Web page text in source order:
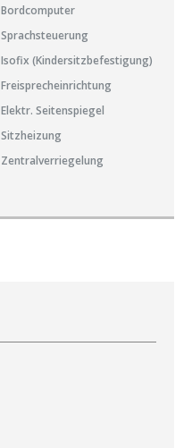
Bordcomputer
Sprachsteuerung
Isofix (Kindersitzbefestigung)
Freisprecheinrichtung
Elektr. Seitenspiegel
Sitzheizung
Zentralverriegelung